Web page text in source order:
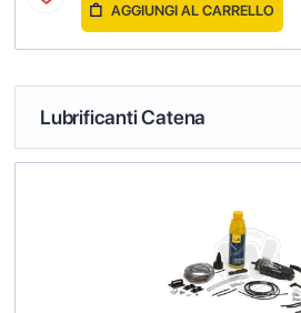
AGGIUNGI AL CARRELLO
Lubrificanti Catena